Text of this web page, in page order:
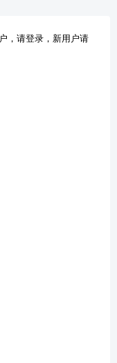
，请登录，新用户请